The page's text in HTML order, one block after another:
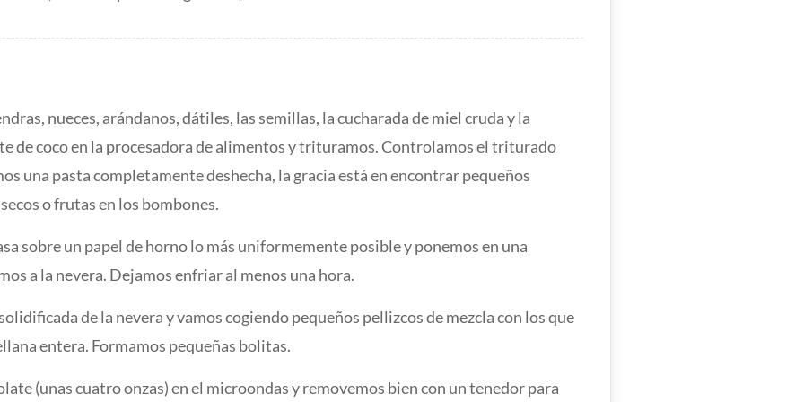
nueces, arándanos, dátiles, las semillas, la cucharada de miel cruda y la
de coco en la procesadora de alimentos y trituramos. Controlamos el triturado
una pasta completamente deshecha, la gracia está en encontrar pequeños
o frutas en los bombones.
sobre un papel de horno lo más uniformemente posible y ponemos en una
a la nevera. Dejamos enfriar al menos una hora.
de la nevera y vamos cogiendo pequeños pellizcos de mezcla con los que
entera. Formamos pequeñas bolitas.
(unas cuatro onzas) en el microondas y removemos bien con un tenedor para